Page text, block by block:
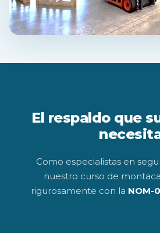
El respaldo que
Como especialistas en
nuestro curso de
rigurosamente con la NOM-